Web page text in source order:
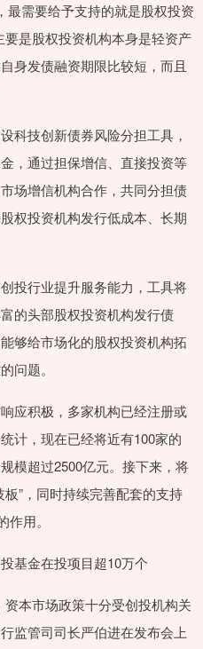
最需要给予支持的就是股权投资
是股权投资机构本身是轻资产
身发债融资期限比较短，而且
技创新债券风险分担工具，
，通过担保增信、直接投资等
场增信机构合作，共同分担债
权投资机构发行低成本、长期
行业提升服务能力，工具将
的头部股权投资机构发行债
够给市场化的股权投资机构拓
问题。
积极，多家机构已经注册或
计，现在已经将近有100家的
模超过2500亿元。接下来，将
”，同时持续完善配套的支持
用。
金在投项目超10万个
本市场政策十分受创投机构关
监管司司长严伯进在发布会上